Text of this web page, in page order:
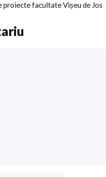
proiecte facultate Vișeu de Jos